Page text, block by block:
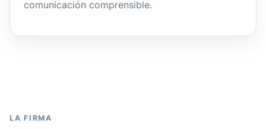
comunicación comprensible.
LA FIRMA